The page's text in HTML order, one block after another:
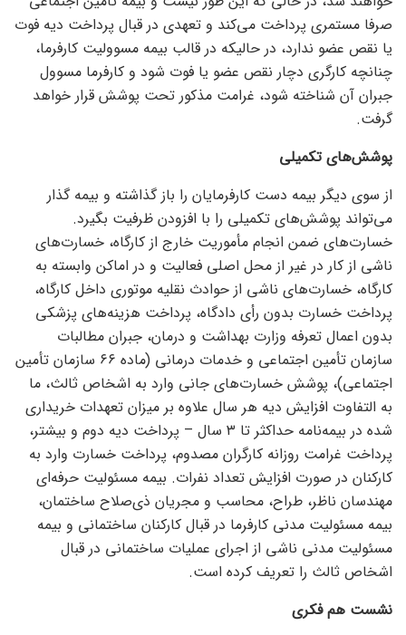
صرفا مستمری پرداخت می‌کند و تعهدی در قبال پرداخت دیه فوت
یا نقص عضو ندارد، در حالیکه در قالب بیمه مسوولیت کارفرما،
چنانچه کارگری دچار نقص عضو یا فوت شود و کارفرما مسوول
جبران آن شناخته شود، غرامت مذکور تحت پوشش قرار خواهد
گرفت.
پوشش‌های تکمیلی
از سوی دیگر بیمه دست کارفرمایان را باز گذاشته و بیمه گذار
می‌تواند پوشش‌های تکمیلی را با افزودن ظرفیت بگیرد.
خسارت‌های ضمن انجام مأموریت خارج از کارگاه، خسارت‌های
ناشی از کار در غیر از محل اصلی فعالیت و در اماکن وابسته به
کارگاه، خسارت‌های ناشی از حوادث نقلیه موتوری داخل کارگاه،
پرداخت خسارت بدون رأی دادگاه، پرداخت هزینه‌های پزشکی
بدون اعمال تعرفه وزارت بهداشت و درمان، جبران مطالبات
سازمان تأمین اجتماعی و خدمات درمانی (ماده ۶۶ سازمان تأمین
اجتماعی)، پوشش خسارت‌های جانی وارد به اشخاص ثالث، ما
به التفاوت افزایش دیه هر سال علاوه بر میزان تعهدات خریداری
شده در بیمه‌نامه حداکثر تا ۳ سال – پرداخت دیه دوم و بیشتر،
پرداخت غرامت روزانه کارگران مصدوم، پرداخت خسارت وارد به
کارکنان در صورت افزایش تعداد نفرات. بیمه مسئولیت حرفه‌ای
مهندسان ناظر، طراح، محاسب و مجریان ذی‌صلاح ساختمان،
بیمه مسئولیت مدنی کارفرما در قبال کارکنان ساختمانی و بیمه
مسئولیت مدنی ناشی از اجرای عملیات ساختمانی در قبال
اشخاص ثالث را تعریف کرده است.
نشست هم فکری